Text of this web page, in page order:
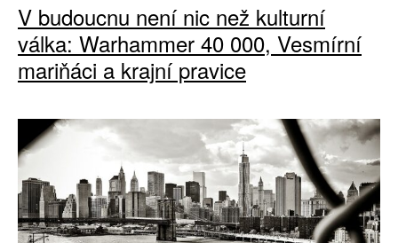
V budoucnu není nic než kulturní
válka: Warhammer 40 000, Vesmírní
mariňáci a krajní pravice